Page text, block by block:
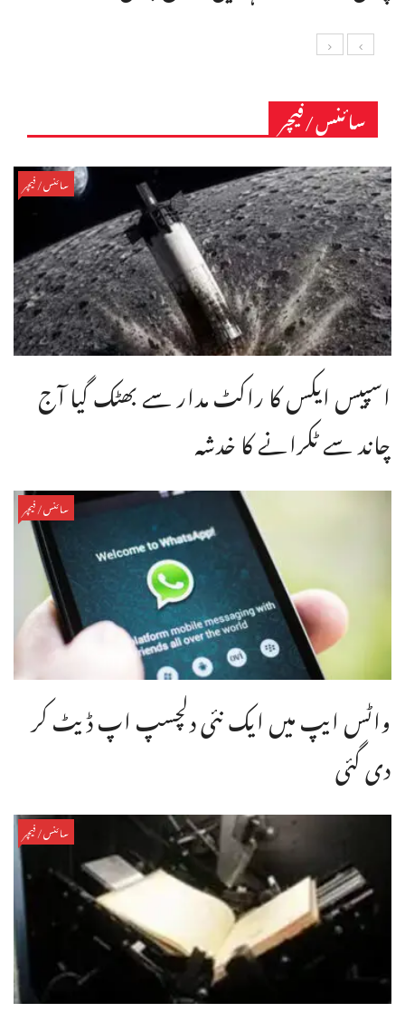
سائنس/فیچر
سائنس/فیچر
اسپیس ایکس کا راکٹ مدار سے بھٹک گیا آج
چاند سے ٹکرانے کا خدشہ
سائنس/فیچر
واٹس ایپ میں ایک نئی دلچسپ اپ ڈیٹ کر
دی گئی
سائنس/فیچر